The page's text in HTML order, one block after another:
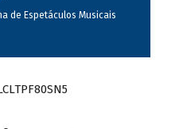
de Espetáculos Musicais